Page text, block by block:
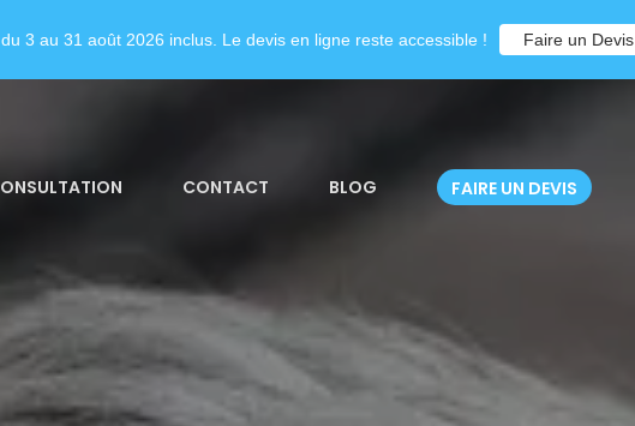
CONTACT BLOG FAIRE UN DEVIS
3 au 31 août 2026 inclus. Le devis en ligne reste accessible ! Faire un Devis